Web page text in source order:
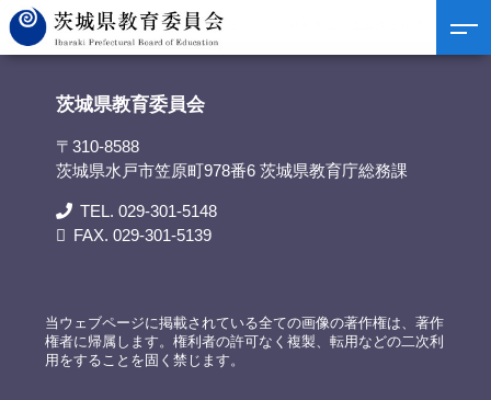
茨城県教育委員会>担当部署>生徒支援・いじめ対策推進室 生徒支援担当
茨城県教育委員会
〒310-8588
茨城県水戸市笠原町978番6 茨城県教育庁総務課
TEL. 029-301-5148
FAX. 029-301-5139
当ウェブページに掲載されている全ての画像の著作権は、著作
権者に帰属します。権利者の許可なく複製、転用などの二次利
用をすることを固く禁じます。